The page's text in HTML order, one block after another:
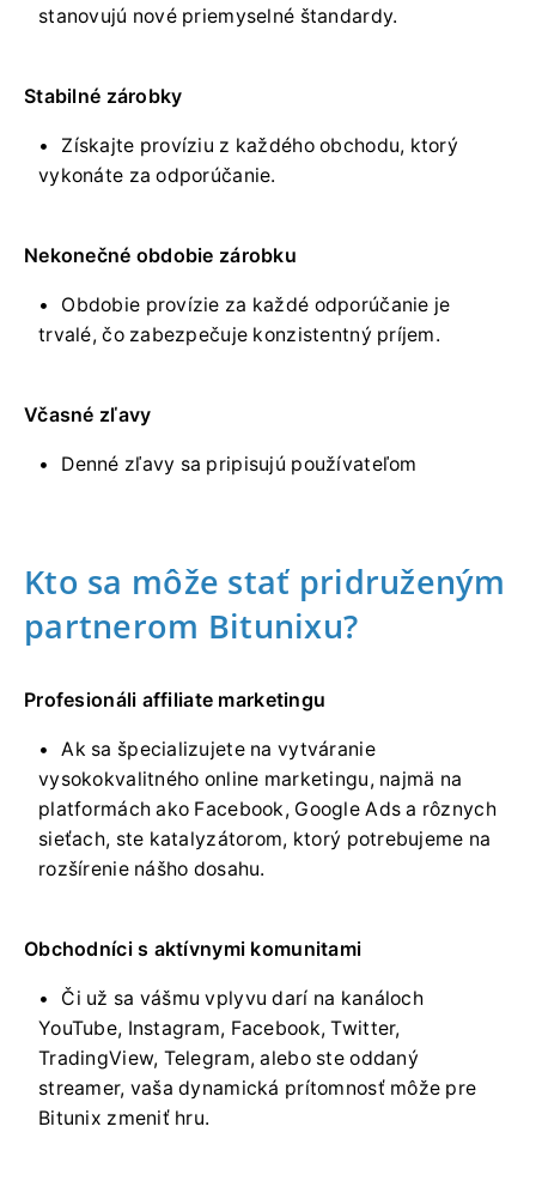
stanovujú nové priemyselné štandardy.
Stabilné zárobky
Získajte províziu z každého obchodu, ktorý
vykonáte za odporúčanie.
Nekonečné obdobie zárobku
Obdobie provízie za každé odporúčanie je
trvalé, čo zabezpečuje konzistentný príjem.
Včasné zľavy
Denné zľavy sa pripisujú používateľom
Kto sa môže stať pridruženým
partnerom Bitunixu?
Profesionáli affiliate marketingu
Ak sa špecializujete na vytváranie
vysokokvalitného online marketingu, najmä na
platformách ako Facebook, Google Ads a rôznych
sieťach, ste katalyzátorom, ktorý potrebujeme na
rozšírenie nášho dosahu.
Obchodníci s aktívnymi komunitami
Či už sa vášmu vplyvu darí na kanáloch
YouTube, Instagram, Facebook, Twitter,
TradingView, Telegram, alebo ste oddaný
streamer, vaša dynamická prítomnosť môže pre
Bitunix zmeniť hru.